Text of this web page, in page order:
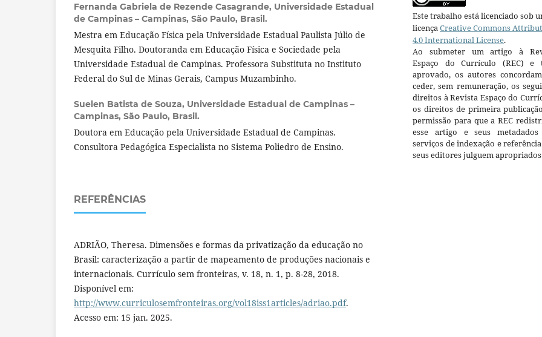
Fernanda Gabriela de Rezende Casagrande, Universidade Estadual
de Campinas – Campinas, São Paulo, Brasil.
Mestra em Educação Física pela Universidade Estadual Paulista Júlio de
Mesquita Filho. Doutoranda em Educação Física e Sociedade pela
Universidade Estadual de Campinas. Professora Substituta no Instituto
Federal do Sul de Minas Gerais, Campus Muzambinho.
Suelen Batista de Souza, Universidade Estadual de Campinas –
Campinas, São Paulo, Brasil.
Doutora em Educação pela Universidade Estadual de Campinas.
Consultora Pedagógica Especialista no Sistema Poliedro de Ensino.
REFERÊNCIAS
ADRIÃO, Theresa. Dimensões e formas da privatização da educação no
Brasil: caracterização a partir de mapeamento de produções nacionais e
internacionais. Currículo sem fronteiras, v. 18, n. 1, p. 8-28, 2018.
Disponível em:
http://www.curriculosemfronteiras.org/vol18iss1articles/adriao.pdf.
Acesso em: 15 jan. 2025.
Este trabalho está licenciado sob
licençaCreative Commons
4.0 International License.
Ao submeter um artigo à
Espaço do Currículo (REC) e
aprovado, os autores
ceder, sem remuneração, os
direitos à Revista Espaço do
os direitos de primeira
permissão para que a REC
esse artigo e seus metadados
serviços de indexação e
seus editores julguem